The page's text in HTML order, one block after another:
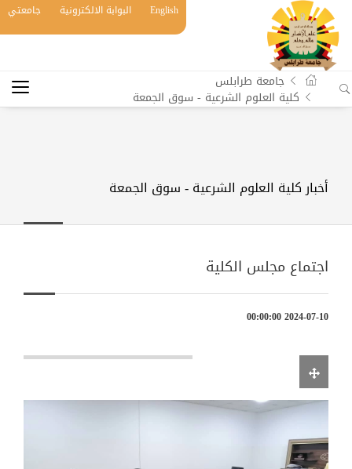
English البوابة الالكترونية جامعتي
جامعة طرابلس
كلية العلوم الشرعية - سوق الجمعة
أخبار كلية العلوم الشرعية - سوق الجمعة
اجتماع مجلس الكلية
2024-07-10 00:00:00